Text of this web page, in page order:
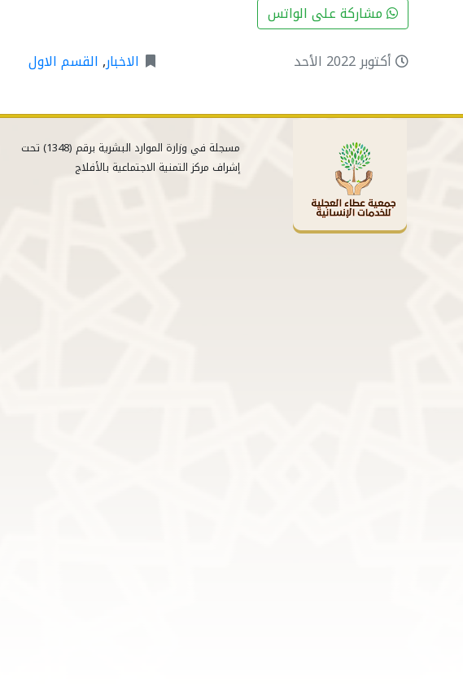
مشاركة على الواتس
أكتوبر 2022 الأحد
الاخبار,القسم الاول
مسجلة في وزارة الموارد البشرية برقم (1348) تحت
إشراف مركز التمنية الاجتماعية بالأفلاج